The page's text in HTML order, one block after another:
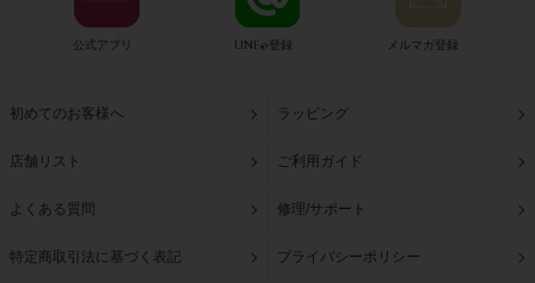
公式アプリ LINE@登録 メルマガ登録
初めてのお客様へ ラッピング
店舗リスト ご利用ガイド
よくある質問 修理/サポート
特定商取引法に基づく表記 プライバシーポリシー